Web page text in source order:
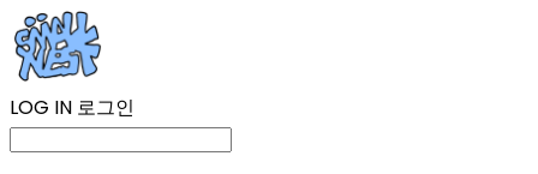
LOG IN 로그인